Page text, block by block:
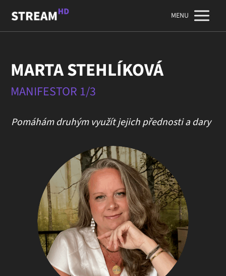
MENU
MARTA STEHLÍKOVÁ
MANIFESTOR 1/3
Pomáhám druhým využít jejich přednosti a dary